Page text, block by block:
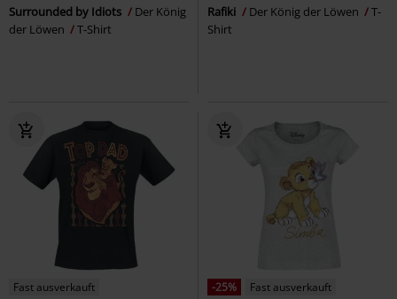
Surrounded by Idiots
Der König
der Löwen
T-Shirt
Rafiki Der König der Löwen
T-
Shirt
Fast ausverkauft -25%
Fast ausverkauft